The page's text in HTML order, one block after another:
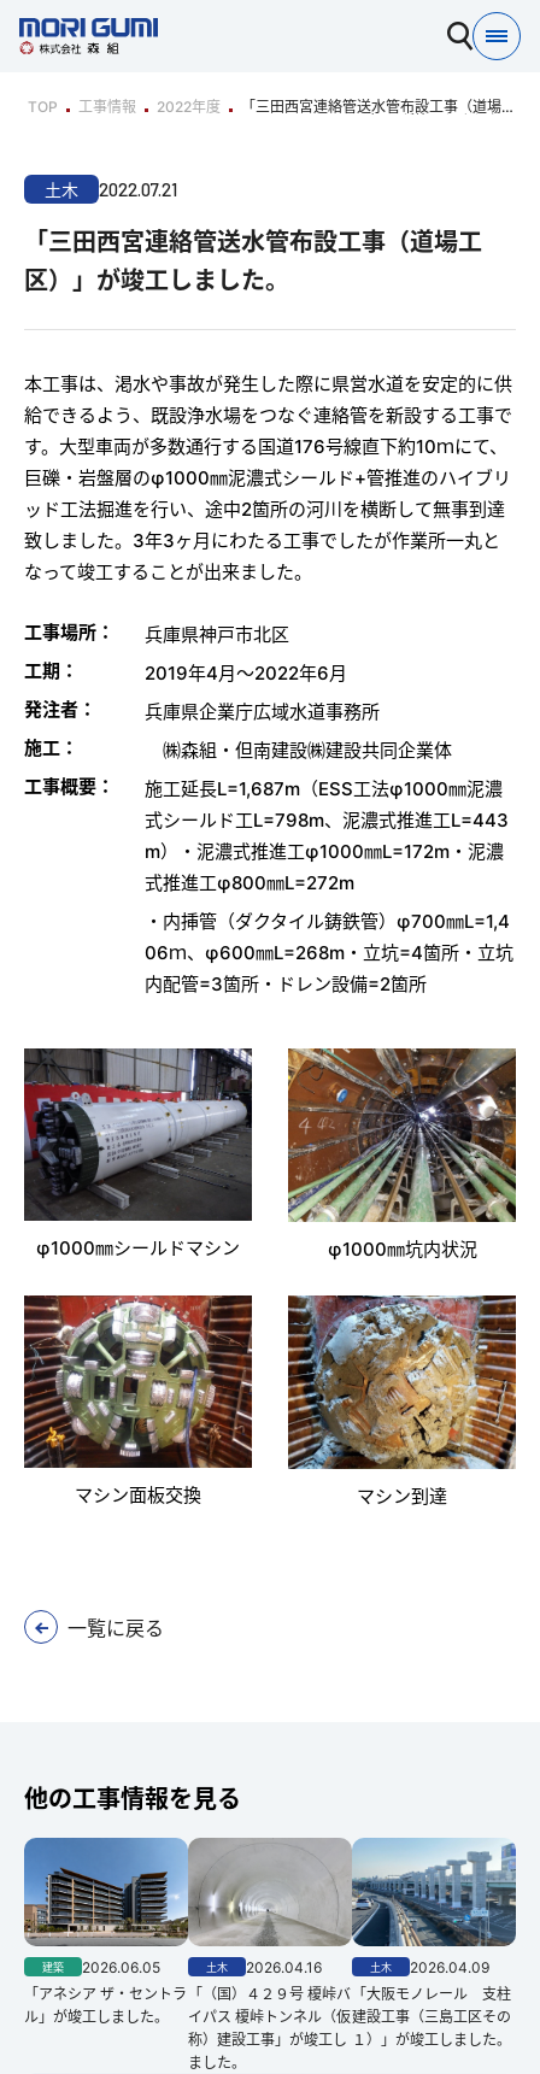
TOP 工事情報 2022年度
「三田西宮連絡管送水管布設工事（道場工
土木 2022.07.21
「三田西宮連絡管送水管布設工事（道場工
区）」が竣工しました。
本工事は、渇水や事故が発生した際に県営水道を安定的に供
給できるよう、既設浄水場をつなぐ連絡管を新設する工事で
す。大型車両が多数通行する国道176号線直下約10ｍにて、
巨礫・岩盤層のφ1000㎜泥濃式シールド+管推進のハイブリ
ッド工法掘進を行い、途中2箇所の河川を横断して無事到達
致しました。3年3ヶ月にわたる工事でしたが作業所一丸と
なって竣工することが出来ました。
工事場所：
兵庫県神戸市北区
工期：
2019年4月～2022年6月
発注者：
兵庫県企業庁広域水道事務所
施工：
㈱森組・但南建設㈱建設共同企業体
工事概要：
施工延長L=1,687m（ESS工法φ1000㎜泥濃
式シールド工L=798m、泥濃式推進工L=443
m）・泥濃式推進工φ1000㎜L=172m・泥濃
式推進工φ800㎜L=272m
・内挿管（ダクタイル鋳鉄管）φ700㎜L=1,4
06ｍ、φ600㎜L=268m・立坑=4箇所・立坑
内配管=3箇所・ドレン設備=2箇所
φ1000㎜シールドマシン φ1000㎜坑内状況
マシン面板交換 マシン到達
一覧に戻る
他の工事情報を見る
建築
2026.06.05
「アネシア ザ・セントラ
ル」が竣工しました。
土木
2026.04.16
「（国）４２９号 榎峠バ
イパス 榎峠トンネル（仮
称）建設工事」が竣工し
ました。
土木
2026.04.09
「大阪モノレール 支柱
建設工事（三島工区その
１）」が竣工しました。